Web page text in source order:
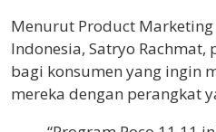
Menurut Product Marketing
Indonesia, Satryo
bagi konsumen yang ingin
mereka dengan perangkat